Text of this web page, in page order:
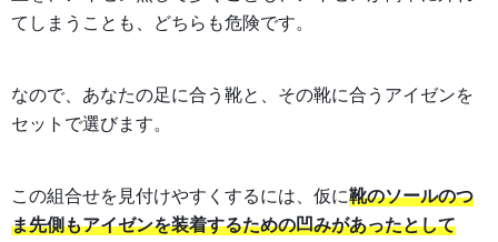
てしまうことも、どちらも危険です。
なので、あなたの足に合う靴と、その靴に合うアイゼンを
セットで選びます。
この組合せを見付けやすくするには、仮に靴のソールのつ
ま先側もアイゼンを装着するための凹みがあったとして